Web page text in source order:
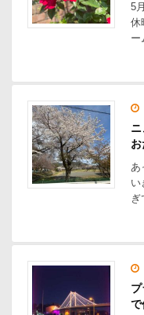
5
休
ー
あ
い
で